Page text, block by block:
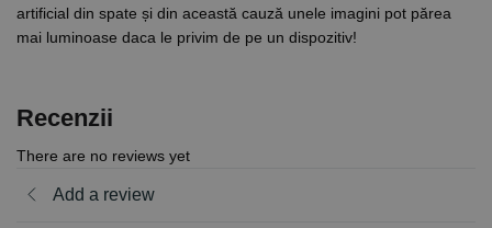
artificial din spate și din această cauză unele imagini pot părea
mai luminoase daca le privim de pe un dispozitiv!
Recenzii
There are no reviews yet
Add a review